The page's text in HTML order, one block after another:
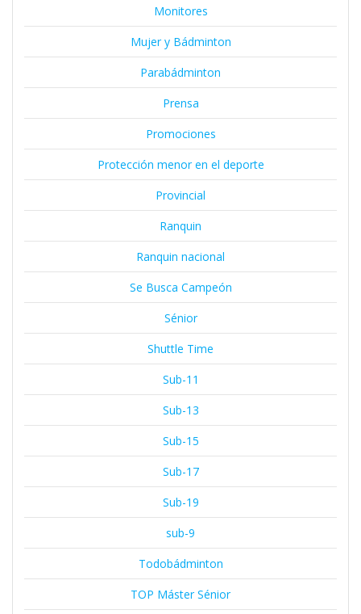
Monitores
Mujer y Bádminton
Parabádminton
Prensa
Promociones
Protección menor en el deporte
Provincial
Ranquin
Ranquin nacional
Se Busca Campeón
Sénior
Shuttle Time
Sub-11
Sub-13
Sub-15
Sub-17
Sub-19
sub-9
Todobádminton
TOP Máster Sénior